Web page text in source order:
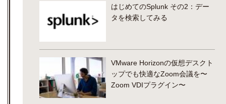
はじめてのSplunk その2：デー
タを検索してみる
VMware Horizonの仮想デスクト
ップでも快適なZoom会議を〜
Zoom VDIプラグイン〜